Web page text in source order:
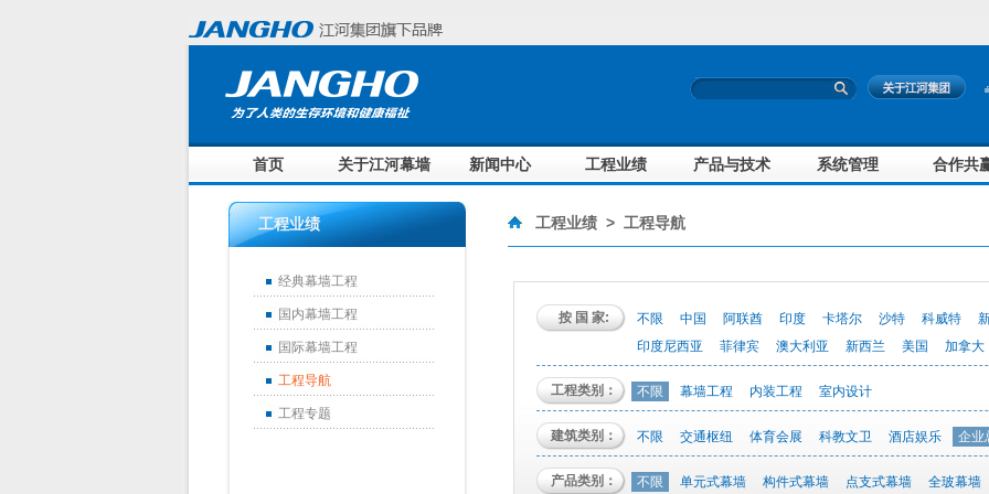
首页 关于江河幕墙 新闻中心 工程业绩 产品与技术 系统管理 合作共
工程业绩
经典幕墙工程
国内幕墙工程
国际幕墙工程
工程导航
工程专题
工程业绩> 工程导航
按 国 家: 不限 中国 阿联酋 印度 卡塔尔 沙特 科威特
印度尼西亚
菲律宾 澳大利亚 新西兰 美国 加拿大
工程类别： 不限 幕墙工程 内装工程 室内设计
建筑类别： 不限 交通枢纽 体育会展 科教文卫 酒店娱乐 企业
产品类别： 不限 单元式幕墙 构件式幕墙 点支式幕墙 全玻幕墙